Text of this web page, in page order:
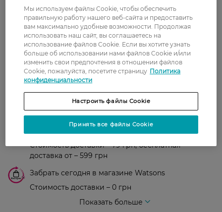
0
З 0 відгуків
0 відгуків
Доставка
В отделение Новой почты - 99 грн, бесплатно
от 699 грн
Стоимость доставки – 79 грн, бесплатная
доставка от – 599 грн
Забрать сегодня в магазине Watsons
Стоимость доставки – 0 грн
Показать больше
Мы используем файлы Cookie, чтобы обеспечить
правильную работу нашего веб-сайта и предоставить
вам максимально удобные возможности. Продолжая
использовать наш сайт, вы соглашаетесь на
использование файлов Cookie. Если вы хотите узнать
больше об использовании нами файлов Cookie и/или
изменить свои предпочтения в отношении файлов
Cookie, пожалуйста, посетите страницу Политика
конфиденциальности
Настроить файлы Cookie
Принять все файлы Cookie